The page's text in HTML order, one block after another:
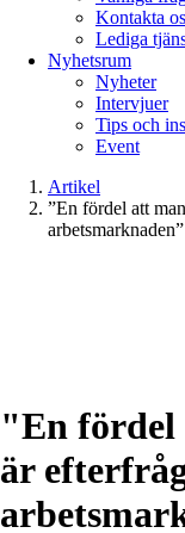
Kontakta
Lediga
Nyhetsrum
Nyheter
Intervjuer
Tips och
Event
Artikel
”En fördel att
arbetsmarknaden”
"En fördel
är